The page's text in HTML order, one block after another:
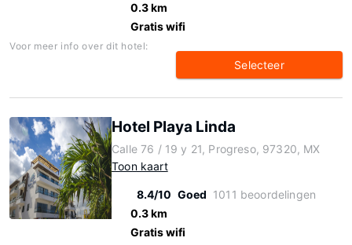
0.3 km
Gratis wifi
Voor meer info over dit hotel:
Selecteer
Hotel Playa Linda
Calle 76 / 19 y 21, Progreso, 97320, MX
Toon kaart
8.4/10 Goed 1011 beoordelingen
0.3 km
Gratis wifi